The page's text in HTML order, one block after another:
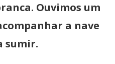
Ouvimos um
a nave
sumir.